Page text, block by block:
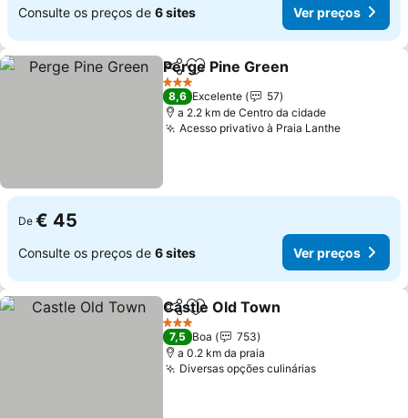
Consulte os preços de 6 sites Ver preços
PartilharAdicionar aos favoritos
Perge Pine Green
3 Estrelas
8,6 Excelente
57
a 2.2 km de Centro da cidade
Acesso privativo à Praia LantheVer
De € 45
Consulte os preços de 6 sites Ver preços
PartilharAdicionar aos favoritos
Castle Old Town
3 Estrelas
7,5 Boa
753
a 0.2 km da praia
Diversas opções culináriasVer preços